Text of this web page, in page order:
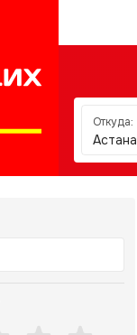
Откуда:
Астана